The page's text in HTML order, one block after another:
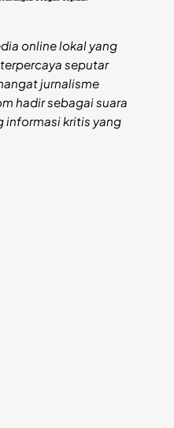
online lokal yang
seputar
jurnalisme
hadir sebagai suara
informasi kritis yang